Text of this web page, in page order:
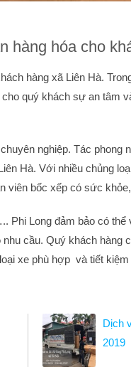
hàng hóa cho
hàng xã Liên Hà.
quý khách sự an tâm
nghiệp. Tác phong
Hà. Với nhiều chủng
viên bốc xếp có sức
Phi Long đảm bảo có
cầu. Quý khách hàng
xe phù hợp và tiết kiệm
Dịch
2019